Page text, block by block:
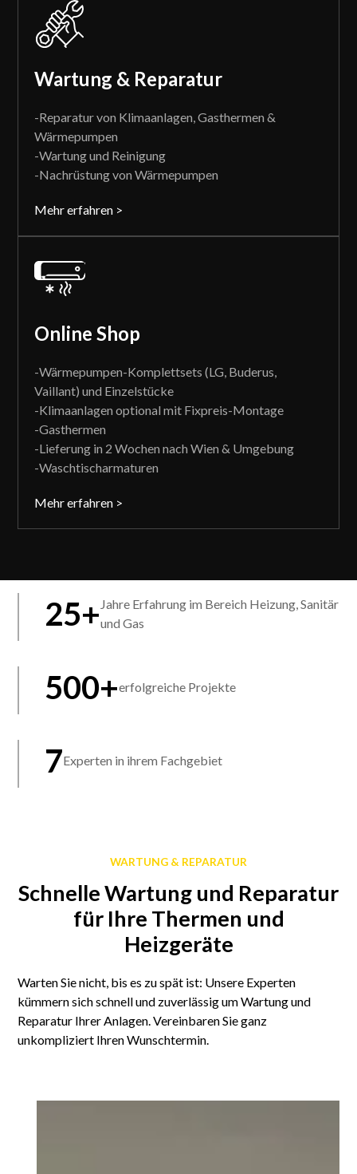
Wartung & Reparatur
-Reparatur von Klimaanlagen, Gasthermen &
Wärmepumpen
-Wartung und Reinigung
-Nachrüstung von Wärmepumpen
Mehr erfahren >
Online Shop
-Wärmepumpen-Komplettsets (LG, Buderus,
Vaillant) und Einzelstücke
-Klimaanlagen optional mit Fixpreis-Montage
-Gasthermen
-Lieferung in 2 Wochen nach Wien & Umgebung
-Waschtischarmaturen
Mehr erfahren >
25+Jahre Erfahrung im Bereich Heizung, Sanitär
und Gas
500+erfolgreiche Projekte
7Experten in ihrem Fachgebiet
WARTUNG & REPARATUR
Schnelle Wartung und Reparatur
für Ihre Thermen und
Heizgeräte
Warten Sie nicht, bis es zu spät ist: Unsere Experten
kümmern sich schnell und zuverlässig um Wartung und
Reparatur Ihrer Anlagen. Vereinbaren Sie ganz
unkompliziert Ihren Wunschtermin.